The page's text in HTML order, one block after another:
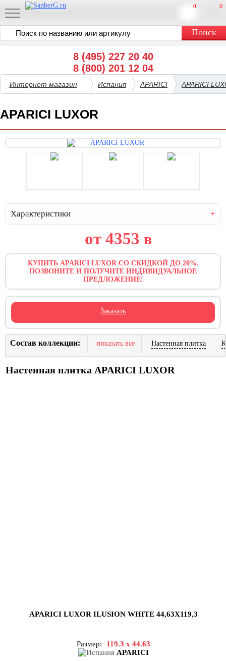
8 (495) 227 20 40
8 (800) 201 12 04
0
0
Интернет магазин Испания APARICI APARICI
APARICI LUXOR
Характеристики
от 4353 в
КУПИТЬ APARICI LUXOR СО СКИДКОЙ ДО 20%.
ПОЗВОНИТЕ И ПОЛУЧИТЕ ИНДИВИДУАЛЬНОЕ
ПРЕДЛОЖЕНИЕ!
Заказать
Состав коллекции: показать все Настенная плитка
Настенная плитка APARICI LUXOR
APARICI LUXOR ILUSION WHITE 44,63X119,3
Размер:
119.3 x 44.63
APARICI